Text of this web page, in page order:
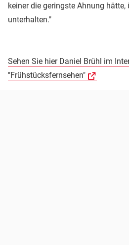
keiner die geringste Ahnung
unterhalten."
Sehen Sie hier Daniel Brühl im
"Frühstücksfernsehen"